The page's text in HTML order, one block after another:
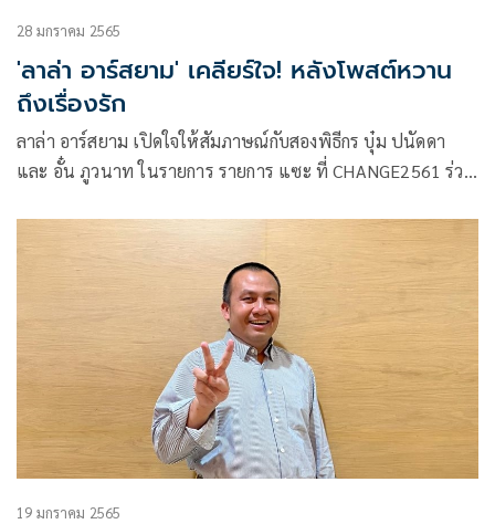
28 มกราคม 2565
'ลาล่า อาร์สยาม' เคลียร์ใจ! หลังโพสต์หวาน
ถึงเรื่องรัก
ลาล่า อาร์สยาม เปิดใจให้สัมภาษณ์กับสองพิธีกร บุ๋ม ปนัดดา
และ อั๋น ภูวนาท ในรายการ รายการ แซะ ที่ CHANGE2561 ร่วม
รักลงอินสตาแกรม เผยเห็นความรักของคนอื่นเลยกระชุ่มกระชวย
หัวใจ รับยังโสดแต่มีคุยหนุ่มในวงการบ้าง ถ้าเจอคนที่ใช่พร้อมมี
ทายาททันที แต่ถ้าไม่เจอก็ใช้ชีวิตโสดอย่างมีความสุขได้
19 มกราคม 2565